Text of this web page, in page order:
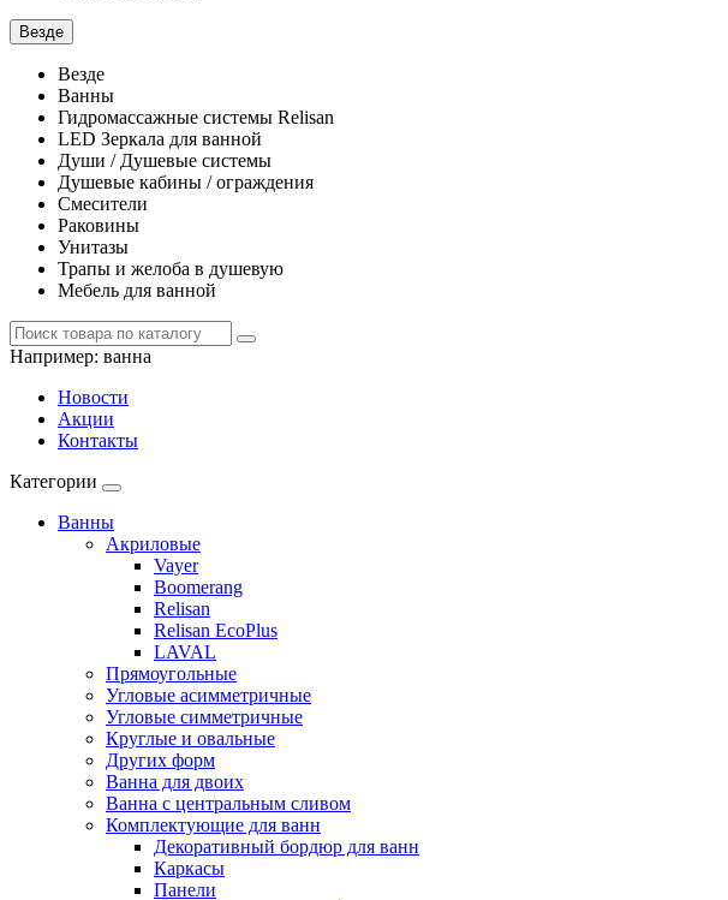
Везде
Везде
Ванны
Гидромассажные системы Relisan
LED Зеркала для ванной
Души / Душевые системы
Душевые кабины / ограждения
Смесители
Раковины
Унитазы
Трапы и желоба в душевую
Мебель для ванной
Например: ванна
Новости
Акции
Контакты
Категории
Ванны
Акриловые
Vayer
Boomerang
Relisan
Relisan EcoPlus
LAVAL
Прямоугольные
Угловые асимметричные
Угловые симметричные
Круглые и овальные
Других форм
Ванна для двоих
Ванна с центральным сливом
Комплектующие для ванн
Декоративный бордюр для ванн
Каркасы
Панели